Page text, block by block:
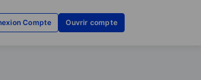
Compte Ouvrir compte